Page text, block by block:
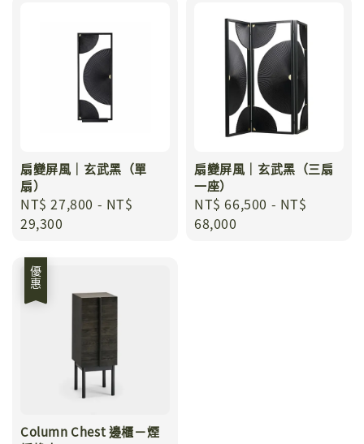
扇變屏風｜玄武黑（單
扇）
Regular
price
NT$ 27,800 - NT$
29,300
扇變屏風｜玄武黑（三扇
一座）
Regular
price
NT$ 66,500 - NT$
68,000
優惠
Column Chest 邊櫃－煙